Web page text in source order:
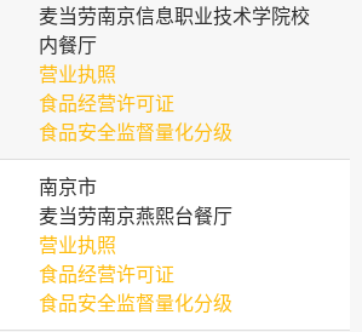
麦当劳南京信息职业技术学院校
内餐厅
营业执照
食品经营许可证
食品安全监督量化分级
南京市
麦当劳南京燕熙台餐厅
营业执照
食品经营许可证
食品安全监督量化分级